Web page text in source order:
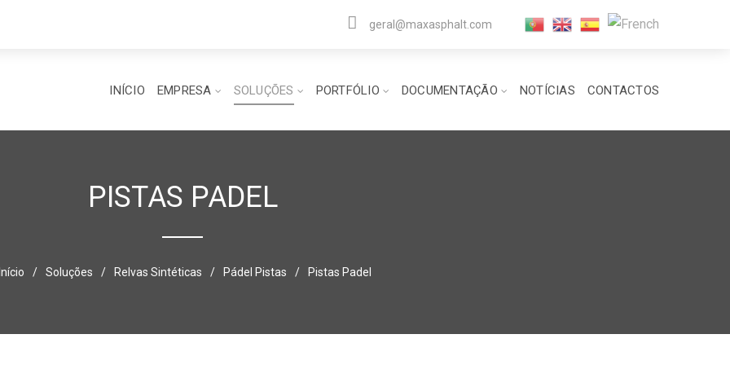
geral@maxasphalt.com
INÍCIO EMPRESA SOLUÇÕES PORTFÓLIO DOCUMENTAÇÃO NOTÍCIAS CONTACTOS
PISTAS PADEL
Início / Soluções / Relvas Sintéticas / Pádel Pistas / Pistas Padel